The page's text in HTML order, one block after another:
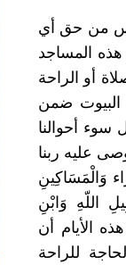
من حق أي
المساجد
أو الراحة
البيوت ضمن
سوء أحوالنا
عليه ربنا
وَالْمَسَاكِينِ
اللّهِ وَابْنِ
ومن النادر جدا هذه الأيام أن
للراحة